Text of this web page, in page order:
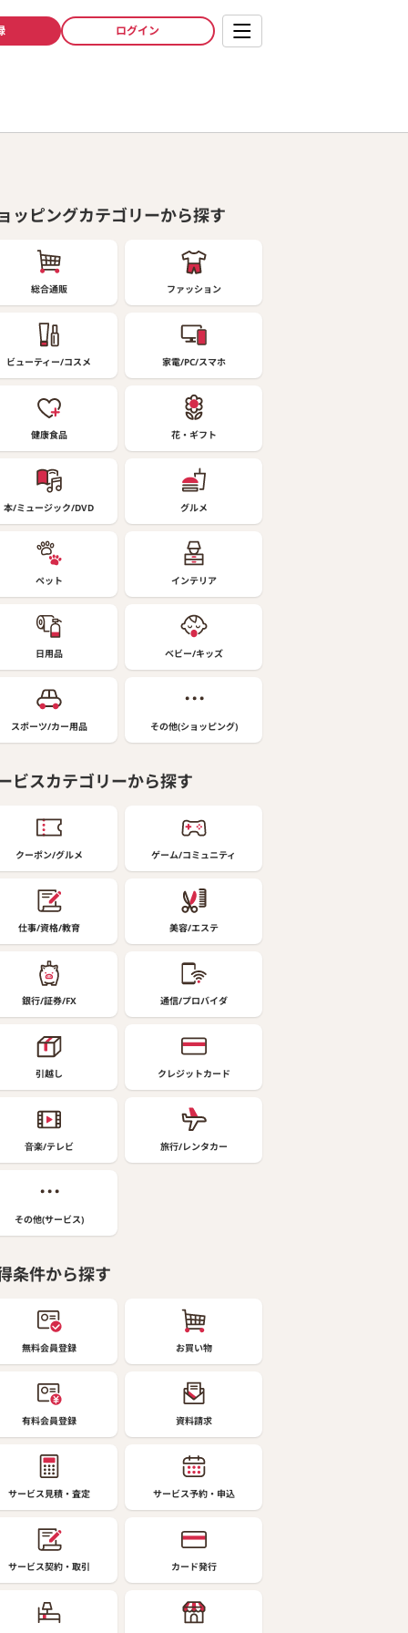
ログイン
ッピングカテゴリーから探す
総合通販 ファッション
ビューティー/コスメ 家電/PC/スマホ
健康食品 花・ギフト
本/ミュージック/DVD グルメ
ペット インテリア
日用品 ベビー/キッズ
スポーツ/カー用品 その他(ショッピング)
ビスカテゴリーから探す
クーポン/グルメ ゲーム/コミュニティ
仕事/資格/教育 美容/エステ
銀行/証券/FX 通信/プロバイダ
引越し クレジットカード
音楽/テレビ 旅行/レンタカー
その他(サービス)
条件から探す
無料会員登録 お買い物
有料会員登録 資料請求
サービス見積・査定 サービス予約・申込
サービス契約・取引 カード発行